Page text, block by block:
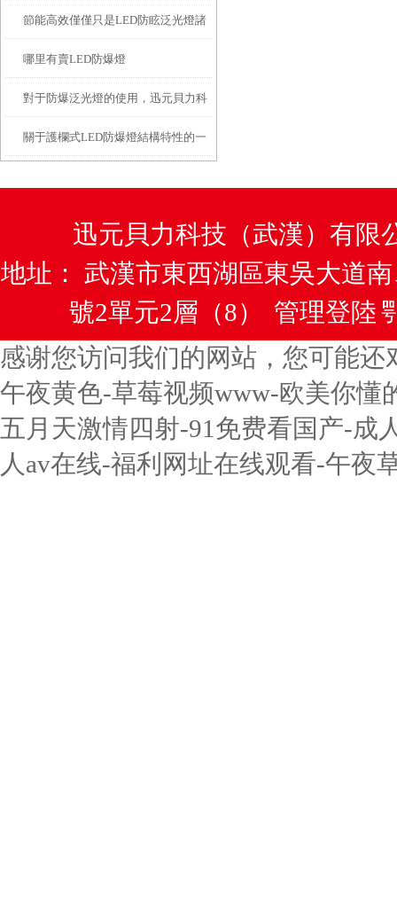
節能高效僅僅只是LED防眩泛光燈諸
多優點之一
哪里有賣LED防爆燈
對于防爆泛光燈的使用，迅元貝力科
技有話說
關于護欄式LED防爆燈結構特性的一
迅元貝力科技（武漢）有限
地址： 武漢市東西湖區東吳大道
號2單元2層（8）
管理登陸
感谢您访问我们的网站，您可能还
午夜黄色-草莓视频www-欧美你懂
五月天激情四射-91免费看国产-成
人av在线-福利网址在线观看-午夜